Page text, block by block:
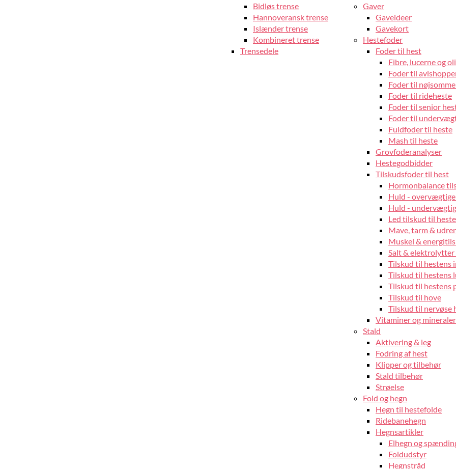
Bidløs trense
Hannoveransk trense
Islænder trense
Kombineret trense
Trensedele
Gaver
Gaveideer
Gavekort
Hestefoder
Foder til hest
Fibre, lucerne og
Foder til
Foder til
Foder til rideheste
Foder til senior
Foder til
Fuldfoder til heste
Mash til heste
Grovfoderanalyser
Hestegodbidder
Tilskudsfoder til hest
Hormonbalance
Huld -
Huld -
Led tilskud til heste
Mave, tarm &
Muskel &
Salt &
Tilskud til hestens
Tilskud til hestens
Tilskud til hestens
Tilskud til hove
Tilskud til nervøse
Vitaminer og
Stald
Aktivering & leg
Fodring af hest
Klipper og tilbehør
Stald tilbehør
Strøelse
Fold og hegn
Hegn til hestefolde
Ridebanehegn
Hegnsartikler
Elhegn og
Foldudstyr
Hegnstråd